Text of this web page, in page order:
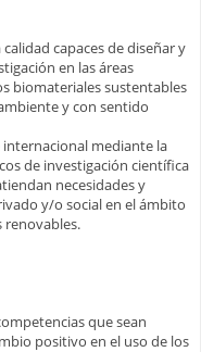
capaces de diseñar y
en las áreas
biomateriales sustentables
y con sentido
mediante la
de investigación científica
necesidades y
y/o social en el ámbito
renovables.
que sean
positivo en el uso de los